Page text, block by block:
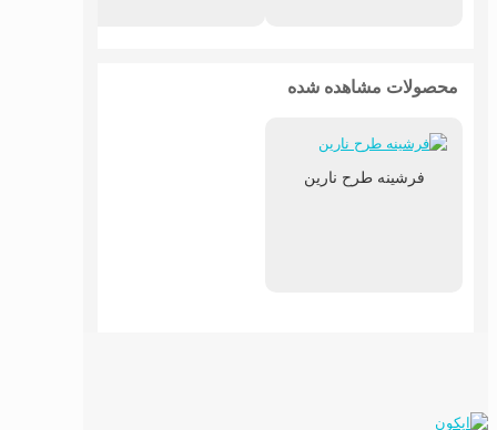
محصولات مشاهده شده
فرشینه طرح نارین